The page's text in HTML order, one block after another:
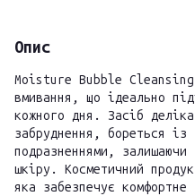
Опис
Moisture Bubble
вмивання, що ідеально
кожного дня. Засіб
забруднення, бореться із
подразненнями,
шкіру. Косметичний
яка забезпечує комфортне